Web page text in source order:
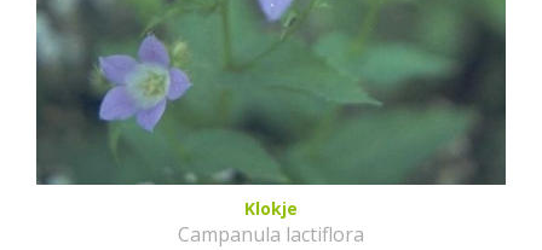
Klokje
Campanula lactiflora